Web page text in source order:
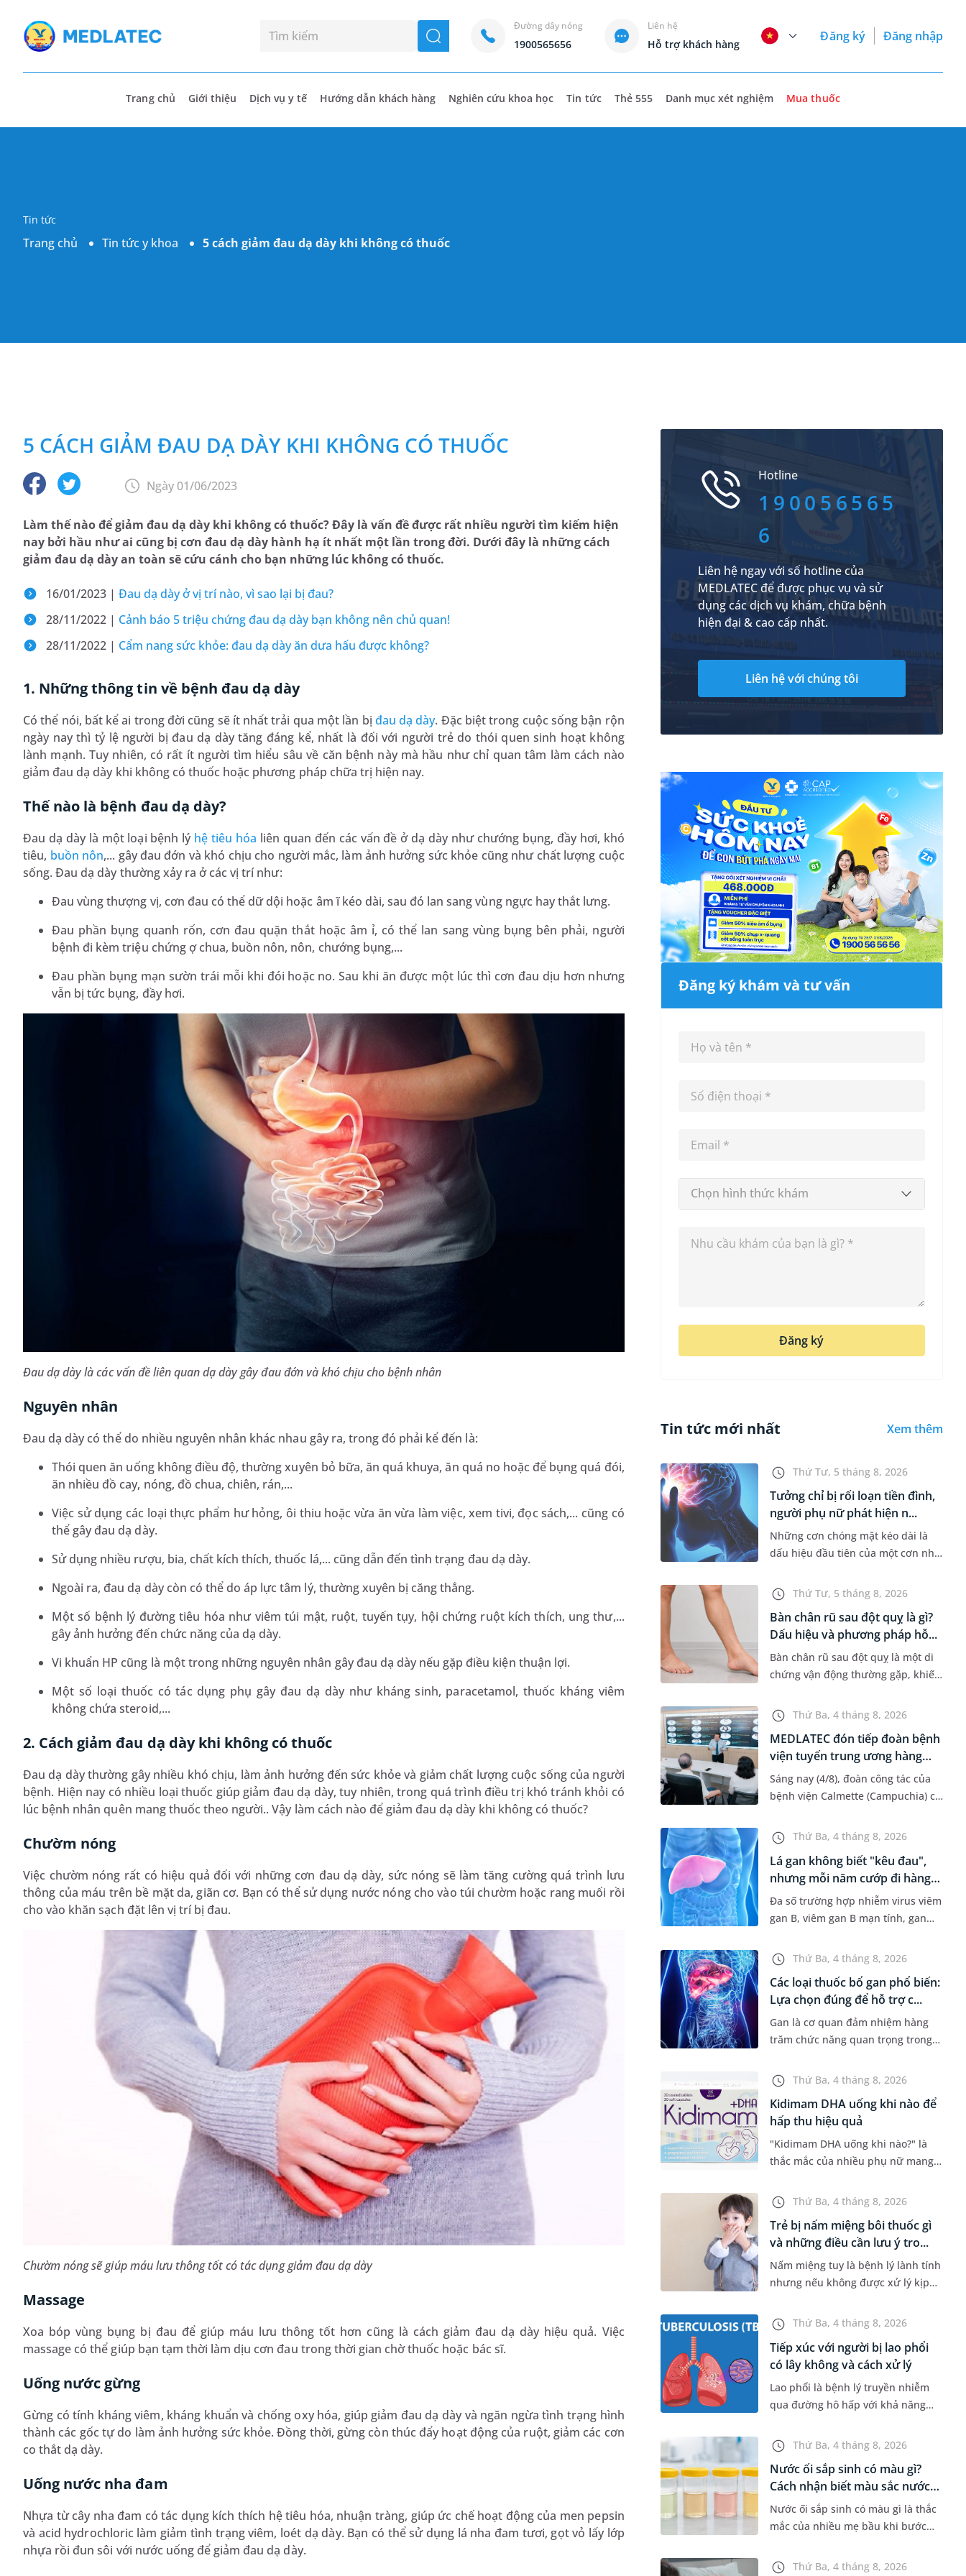
seach
Đường dây nóng
1900565656
Liên hệ
Hỗ trợ khách hàng
Đăng ký Đăng nhập
Trang chủ Giới thiệu Dịch vụ y tế Hướng dẫn khách hàng Nghiên cứu khoa học Tin tức Thẻ 555 Danh mục xét nghiệm Mua thuốc
Tin tức
Trang chủ Tin tức y khoa 5 cách giảm đau dạ dày khi không có thuốc
5 CÁCH GIẢM ĐAU DẠ DÀY KHI KHÔNG CÓ THUỐC
Ngày 01/06/2023
Làm thế nào để giảm đau dạ dày khi không có thuốc? Đây là vấn đề được rất nhiều người tìm kiếm hiện
nay bởi hầu như ai cũng bị cơn đau dạ dày hành hạ ít nhất một lần trong đời. Dưới đây là những cách
giảm đau dạ dày an toàn sẽ cứu cánh cho bạn những lúc không có thuốc.
16/01/2023 | Đau dạ dày ở vị trí nào, vì sao lại bị đau?
28/11/2022 | Cảnh báo 5 triệu chứng đau dạ dày bạn không nên chủ quan!
28/11/2022 | Cẩm nang sức khỏe: đau dạ dày ăn dưa hấu được không?
1. Những thông tin về bệnh đau dạ dày
Có thể nói, bất kể ai trong đời cũng sẽ ít nhất trải qua một lần bị đau dạ dày. Đặc biệt trong cuộc sống bận rộn
ngày nay thì tỷ lệ người bị đau dạ dày tăng đáng kể, nhất là đối với người trẻ do thói quen sinh hoạt không
lành mạnh. Tuy nhiên, có rất ít người tìm hiểu sâu về căn bệnh này mà hầu như chỉ quan tâm làm cách nào
giảm đau dạ dày khi không có thuốc hoặc phương pháp chữa trị hiện nay.
Thế nào là bệnh đau dạ dày?
Đau dạ dày là một loại bệnh lý hệ tiêu hóa liên quan đến các vấn đề ở dạ dày như chướng bụng, đầy hơi, khó
tiêu, buồn nôn,... gây đau đớn và khó chịu cho người mắc, làm ảnh hưởng sức khỏe cũng như chất lượng cuộc
sống. Đau dạ dày thường xảy ra ở các vị trí như:
Đau vùng thượng vị, cơn đau có thể dữ dội hoặc âm ĩ kéo dài, sau đó lan sang vùng ngực hay thắt lưng.
Đau phần bụng quanh rốn, cơn đau quặn thắt hoặc âm ỉ, có thể lan sang vùng bụng bên phải, người
bệnh đi kèm triệu chứng ợ chua, buồn nôn, nôn, chướng bụng,...
Đau phần bụng mạn sườn trái mỗi khi đói hoặc no. Sau khi ăn được một lúc thì cơn đau dịu hơn nhưng
vẫn bị tức bụng, đầy hơi.
Đau dạ dày là các vấn đề liên quan dạ dày gây đau đớn và khó chịu cho bệnh nhân
Nguyên nhân
Đau dạ dày có thể do nhiều nguyên nhân khác nhau gây ra, trong đó phải kể đến là:
Thói quen ăn uống không điều độ, thường xuyên bỏ bữa, ăn quá khuya, ăn quá no hoặc để bụng quá đói,
ăn nhiều đồ cay, nóng, đồ chua, chiên, rán,...
Việc sử dụng các loại thực phẩm hư hỏng, ôi thiu hoặc vừa ăn vừa làm việc, xem tivi, đọc sách,... cũng có
thể gây đau dạ dày.
Sử dụng nhiều rượu, bia, chất kích thích, thuốc lá,... cũng dẫn đến tình trạng đau dạ dày.
Ngoài ra, đau dạ dày còn có thể do áp lực tâm lý, thường xuyên bị căng thẳng.
Một số bệnh lý đường tiêu hóa như viêm túi mật, ruột, tuyến tụy, hội chứng ruột kích thích, ung thư,...
gây ảnh hưởng đến chức năng của dạ dày.
Vi khuẩn HP cũng là một trong những nguyên nhân gây đau dạ dày nếu gặp điều kiện thuận lợi.
Một số loại thuốc có tác dụng phụ gây đau dạ dày như kháng sinh, paracetamol, thuốc kháng viêm
không chứa steroid,...
2. Cách giảm đau dạ dày khi không có thuốc
Đau dạ dày thường gây nhiều khó chịu, làm ảnh hưởng đến sức khỏe và giảm chất lượng cuộc sống của người
bệnh. Hiện nay có nhiều loại thuốc giúp giảm đau dạ dày, tuy nhiên, trong quá trình điều trị khó tránh khỏi có
lúc bệnh nhân quên mang thuốc theo người.. Vậy làm cách nào để giảm đau dạ dày khi không có thuốc?
Chườm nóng
Việc chườm nóng rất có hiệu quả đối với những cơn đau dạ dày, sức nóng sẽ làm tăng cường quá trình lưu
thông của máu trên bề mặt da, giãn cơ. Bạn có thể sử dụng nước nóng cho vào túi chườm hoặc rang muối rồi
cho vào khăn sạch đặt lên vị trí bị đau.
Chườm nóng sẽ giúp máu lưu thông tốt có tác dụng giảm đau dạ dày
Massage
Xoa bóp vùng bụng bị đau để giúp máu lưu thông tốt hơn cũng là cách giảm đau dạ dày hiệu quả. Việc
massage có thể giúp bạn tạm thời làm dịu cơn đau trong thời gian chờ thuốc hoặc bác sĩ.
Uống nước gừng
Gừng có tính kháng viêm, kháng khuẩn và chống oxy hóa, giúp giảm đau dạ dày và ngăn ngừa tình trạng hình
thành các gốc tự do làm ảnh hưởng sức khỏe. Đồng thời, gừng còn thúc đẩy hoạt động của ruột, giảm các cơn
co thắt dạ dày.
Uống nước nha đam
Nhựa từ cây nha đam có tác dụng kích thích hệ tiêu hóa, nhuận tràng, giúp ức chế hoạt động của men pepsin
và acid hydrochloric làm giảm tình trạng viêm, loét dạ dày. Bạn có thể sử dụng lá nha đam tươi, gọt vỏ lấy lớp
nhựa rồi đun sôi với nước uống để giảm đau dạ dày.
Hotline
190056565
6
Liên hệ ngay với số hotline của
MEDLATEC để được phục vụ và sử
dụng các dịch vụ khám, chữa bệnh
hiện đại & cao cấp nhất.
Liên hệ với chúng tôi
Đăng ký khám và tư vấn
Chọn hình thức khám
Đăng ký
Tin tức mới nhất Xem thêm
Thứ Tư, 5 tháng 8, 2026
Tưởng chỉ bị rối loạn tiền đình,
người phụ nữ phát hiện n...
Những cơn chóng mặt kéo dài là
dấu hiệu đầu tiên của một cơn nhồi
hề hay biết. Tại BVĐK MEDLATEC,
chiến lược chẩn đoán chính...
Thứ Tư, 5 tháng 8, 2026
Bàn chân rũ sau đột quỵ là gì?
Dấu hiệu và phương pháp hỗ...
Bàn chân rũ sau đột quỵ là một di
chứng vận động thường gặp, khiến
đi lại, làm tăng nguy cơ vấp ngã và
ảnh hưởng đến khả năn...
Thứ Ba, 4 tháng 8, 2026
MEDLATEC đón tiếp đoàn bệnh
viện tuyến trung ương hàng
đầ...
Sáng nay (4/8), đoàn công tác của
bệnh viện Calmette (Campuchia) có
việc tại Hệ thống Y tế MEDLATEC.
Chuyến thăm quan góp ph...
Thứ Ba, 4 tháng 8, 2026
Lá gan không biết "kêu đau",
nhưng mỗi năm cướp đi hàng
t...
Đa số trường hợp nhiễm virus viêm
gan B, viêm gan B mạn tính, gan
mờ nhạt, hoặc không có dấu hiệu.
Đây có thể là con đường dẫn...
Thứ Ba, 4 tháng 8, 2026
Các loại thuốc bổ gan phổ biến:
Lựa chọn đúng để hỗ trợ c...
Gan là cơ quan đảm nhiệm hàng
trăm chức năng quan trọng trong
thải độc đến tổng hợp các chất cần
thiết cho sự sống. Với mon...
Thứ Ba, 4 tháng 8, 2026
Kidimam DHA uống khi nào để
hấp thu hiệu quả
"Kidimam DHA uống khi nào?" là
thắc mắc của nhiều phụ nữ mang
chọn sản phẩm bổ sung DHA. Bên
cạnh việc chọn đúng sản phẩm,...
Thứ Ba, 4 tháng 8, 2026
Trẻ bị nấm miệng bôi thuốc gì
và những điều cần lưu ý tro...
Nấm miệng tuy là bệnh lý lành tính
nhưng nếu không được xử lý kịp
khóc và bỏ ăn, bỏ bú. Để giúp con
nhanh chóng khỏi bệnh...
Thứ Ba, 4 tháng 8, 2026
Tiếp xúc với người bị lao phổi
có lây không và cách xử lý
Lao phổi là bệnh lý truyền nhiễm
qua đường hô hấp với khả năng
cộng đồng nếu không được kiểm
soát tốt. Vậy khi tiếp xúc với n...
Thứ Ba, 4 tháng 8, 2026
Nước ối sắp sinh có màu gì?
Cách nhận biết màu sắc nước
ố...
Nước ối sắp sinh có màu gì là thắc
mắc của nhiều mẹ bầu khi bước
nhận biết đặc điểm của nước ối khi
Thứ Ba, 4 tháng 8, 2026